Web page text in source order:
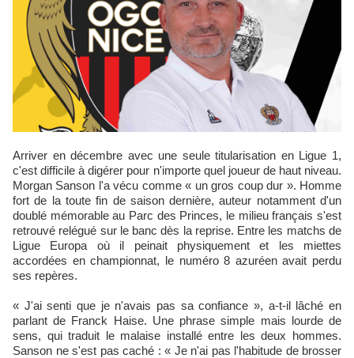
Arriver en décembre avec une seule titularisation en Ligue 1,
c'est difficile à digérer pour n'importe quel joueur de haut niveau.
Morgan Sanson l'a vécu comme « un gros coup dur ». Homme
fort de la toute fin de saison dernière, auteur notamment d'un
doublé mémorable au Parc des Princes, le milieu français s'est
retrouvé relégué sur le banc dès la reprise. Entre les matchs de
Ligue Europa où il peinait physiquement et les miettes
accordées en championnat, le numéro 8 azuréen avait perdu
ses repères.
« J'ai senti que je n'avais pas sa confiance », a-t-il lâché en
parlant de Franck Haise. Une phrase simple mais lourde de
sens, qui traduit le malaise installé entre les deux hommes.
Sanson ne s'est pas caché : « Je n'ai pas l'habitude de brosser